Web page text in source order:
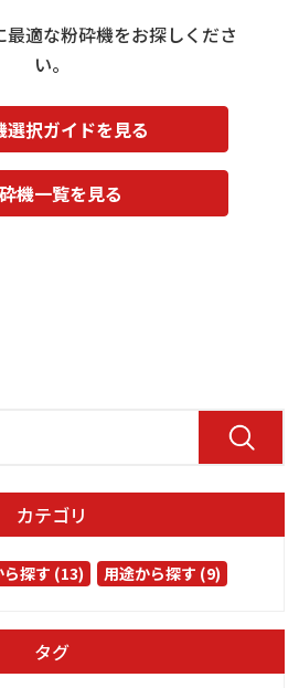
適な粉砕機をお探しくださ
い。
選択ガイドを見る
機一覧を見る
カテゴリ
ら探す (13) 用途から探す (9)
タグ